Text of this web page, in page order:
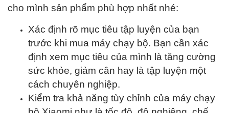
cho mình sản phẩm phù hợp nhất nhé:
Xác định rõ mục tiêu tập luyện của bạn
trước khi mua máy chạy bộ. Bạn cần xác
định xem mục tiêu của mình là tăng cường
sức khỏe, giảm cân hay là tập luyện một
cách chuyên nghiệp.
Kiểm tra khả năng tùy chỉnh của máy chạy